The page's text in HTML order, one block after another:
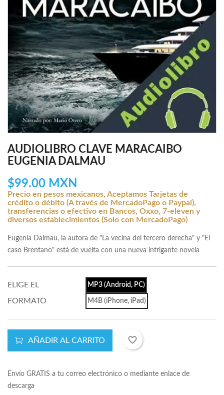
AUDIOLIBRO CLAVE MARACAIBO
EUGENIA DALMAU
$99.00 MXN
Precio en pesos mexicanos, Aceptamos Tarjetas de
crédito o débito (A través de MercadoPago o Paypal),
transferencias o efectivo en Bancos, Oxxo, 7-eleven y
diversos establecimientos (Solo con MercadoPago)
Eugenia Dalmau, la autora de "La vecina del tercero derecha" y "El
caso Brentano" está de vuelta con una nueva intrigante novela
ELIGE EL
FORMATO
MP3 (Android, PC)
M4B (iPhone, iPad)
AÑADIR AL CARRITO favorite_border
Envío GRATIS a tu correo electrónico o mediante enlace de
descarga